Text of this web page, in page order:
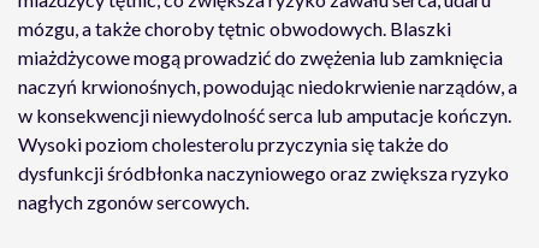
mózgu, a także choroby tętnic obwodowych. Blaszki
miażdżycowe mogą prowadzić do zwężenia lub zamknięcia
naczyń krwionośnych, powodując niedokrwienie narządów, a
w konsekwencji niewydolność serca lub amputacje kończyn.
Wysoki poziom cholesterolu przyczynia się także do
dysfunkcji śródbłonka naczyniowego oraz zwiększa ryzyko
nagłych zgonów sercowych.